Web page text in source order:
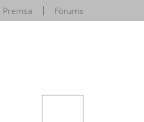
Premsa Fòrums